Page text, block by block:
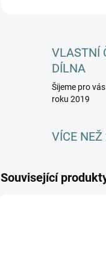
VLASTNÍ
DÍLNA
Šijeme pro
roku 2019
VÍCE
Související